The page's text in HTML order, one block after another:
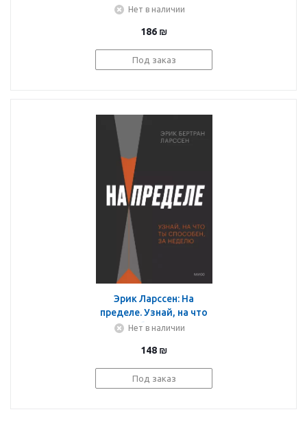
перезагрузка. 5 шагов к
Нет в наличии
186 ₪
Под заказ
Эрик Ларссен: На
пределе. Узнай, на что
ты способен, за неделю
Нет в наличии
148 ₪
Под заказ